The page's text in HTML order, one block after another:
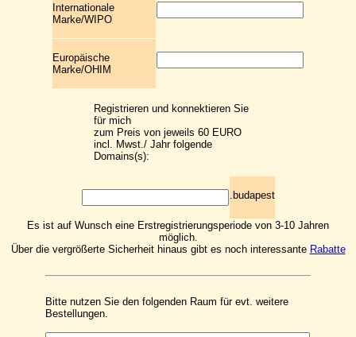
Internationale
Marke/WIPO
Europäische
Marke/OHIM
Registrieren und konnektieren Sie
für mich
zum Preis von jeweils 60 EURO
incl. Mwst./ Jahr folgende
Domains(s):
.budapest
Es ist auf Wunsch eine Erstregistrierungsperiode von 3-10 Jahren
möglich.
Über die vergrößerte Sicherheit hinaus gibt es noch interessante Rabatte
Bitte nutzen Sie den folgenden Raum für evt. weitere
Bestellungen.